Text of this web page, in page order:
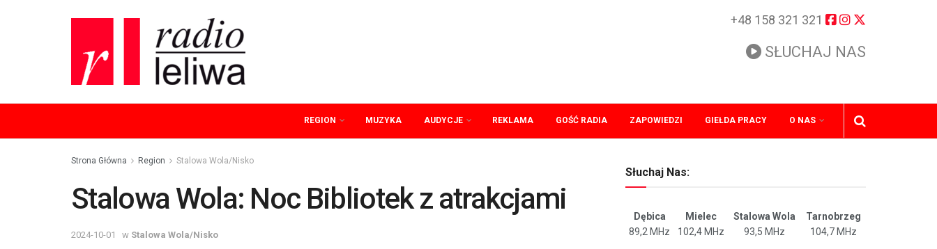
+48 158 321 321
SŁUCHAJ NAS
REGION MUZYKA AUDYCJE REKLAMA GOŚĆ RADIA ZAPOWIEDZI GIEŁDA PRACY O NAS
Strona Główna Region Stalowa Wola/Nisko
Stalowa Wola: Noc Bibliotek z atrakcjami
2024-10-01 w Stalowa Wola/Nisko
Słuchaj Nas:
Dębica Mielec Stalowa Wola
Tarnobrzeg
89,2 MHz
102,4 MHz 93,5 MHz 104,7 MHz